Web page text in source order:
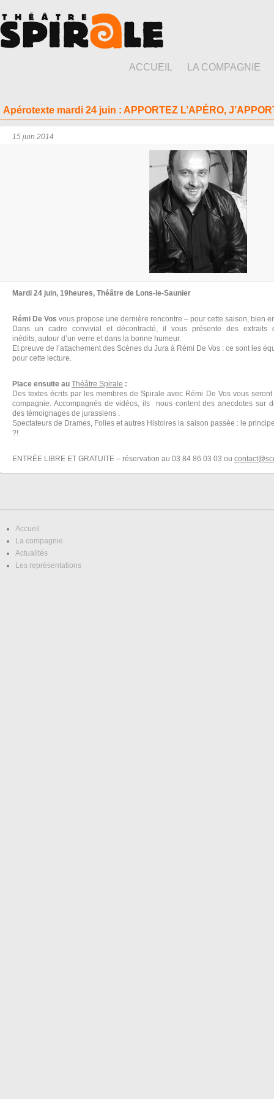
ACCUEIL LA COMPAGNIE
Apérotexte mardi 24 juin : APPORTEZ L’APÉRO,
15 juin 2014
Mardi 24 juin, 19heures, Théâtre de Lons-le-Saunier
Rémi De Vos vous propose une dernière rencontre – pour cette saison, bien
Dans un cadre convivial et décontracté, il vous présente des extraits
inédits, autour d’un verre et dans la bonne humeur.
Et preuve de l’attachement des Scènes du Jura à Rémi De Vos : ce sont les
pour cette lecture.
Place ensuite au Théâtre Spirale :
Des textes écrits par les membres de Spirale avec Rémi De Vos vous
compagnie. Accompagnés de vidéos, ils nous content des anecdotes sur
des témoignages de jurassiens .
Spectateurs de Drames, Folies et autres Histoires la saison passée : le
?!
ENTRÉE LIBRE ET GRATUITE – réservation au 03 84 86 03 03 ou
Accueil
La compagnie
Actualités
Les représentations